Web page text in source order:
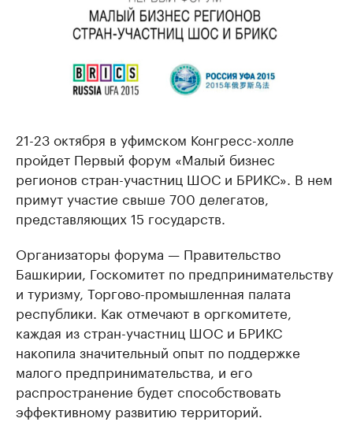
21-23 октября в уфимском Конгресс-холле
пройдет Первый форум «Малый бизнес
регионов стран-участниц ШОС и БРИКС». В нем
примут участие свыше 700 делегатов,
представляющих 15 государств.
Организаторы форума — Правительство
Башкирии, Госкомитет по предпринимательству
и туризму, Торгово-промышленная палата
республики. Как отмечают в оргкомитете,
каждая из стран-участниц ШОС и БРИКС
накопила значительный опыт по поддержке
малого предпринимательства, и его
распространение будет способствовать
эффективному развитию территорий.